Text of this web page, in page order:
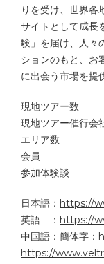
りを受け、世界各
サイトとして成長
験」を届け、人々
ションのもと、お
に出会う市場を提
現地ツアー
現地ツアー催行会
エリア数
会員 ：約
参加体験
日本語： https://
英語 ： https://
中国語：簡体字：
https://